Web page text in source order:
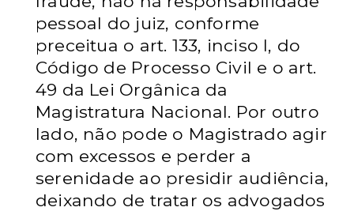
pessoal do juiz, conforme
preceitua o art. 133, inciso I, do
Código de Processo Civil e o art.
49 da Lei Orgânica da
Magistratura Nacional. Por outro
lado, não pode o Magistrado agir
com excessos e perder a
serenidade ao presidir audiência,
deixando de tratar os advogados